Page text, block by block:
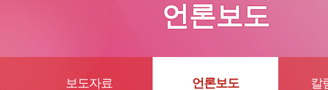
언론보도
보도자료 언론보도 칼